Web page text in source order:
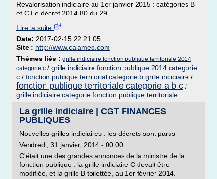
Revalorisation indiciaire au 1er janvier 2015 : catégories B
et C Le décret 2014-80 du 29...
Lire la suite
Date: 2017-02-15 22:21:05
Site : http://www.calameo.com
Thèmes liés : grille indiciaire fonction publique territoriale 2014
categorie c / grille indiciaire fonction publique 2014 categorie
c / fonction publique territorial categorie b grille indiciaire /
fonction publique territoriale categorie a b c /
grille indiciaire categorie fonction publique territoriale
La grille indiciaire | CGT FINANCES
PUBLIQUES
Nouvelles grilles indiciaires : les décrets sont parus
Vendredi, 31 janvier, 2014 - 00:00
C'était une des grandes annonces de la ministre de la
fonction publique : la grille indiciaire C devait être
modifiée, et la grille B toilettée, au 1er février 2014.